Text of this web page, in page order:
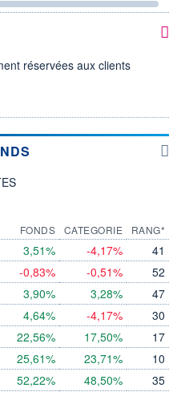
réservées aux clients
FONDS
3,51%
-0,83%
3,90%
4,64%
22,56%
25,61%
52,22%
CATEGORIE
-4,17%
-0,51%
3,28%
-4,17%
17,50%
23,71%
48,50%
RANG*
41
52
47
30
17
10
35